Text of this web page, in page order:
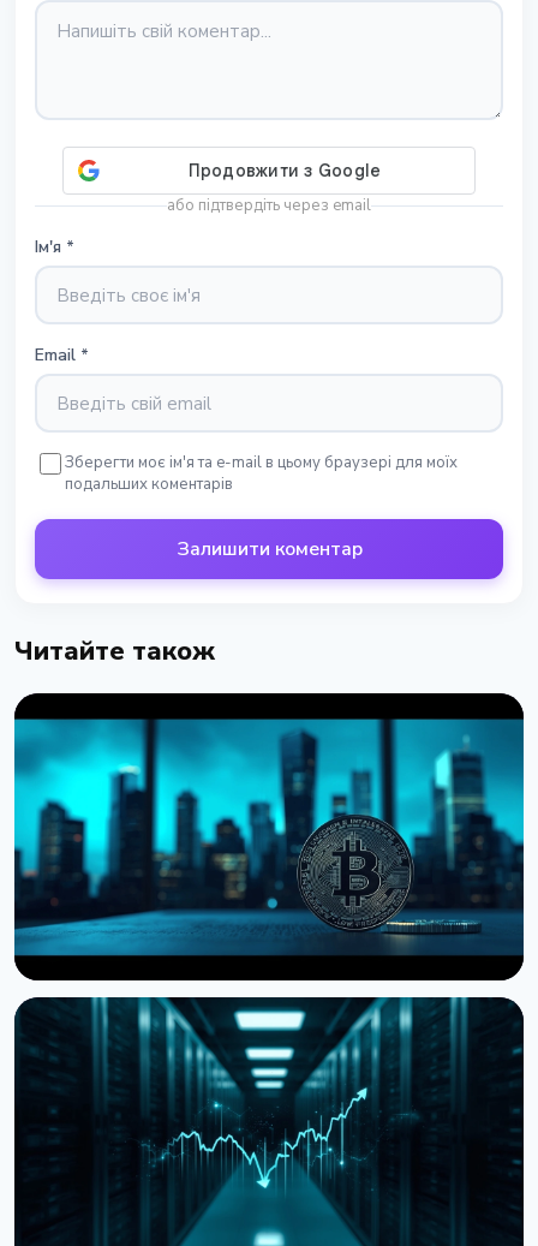
або підтвердіть через email
Ім'я *
Email *
Зберегти моє ім'я та e-mail в цьому браузері для моїх
подальших коментарів
Залишити коментар
Читайте також
НОВИНА
Storj подала на банкрутство, але пропонує
токенхолдерам частку в компанії
27 липня 2026 р.4 хв читання